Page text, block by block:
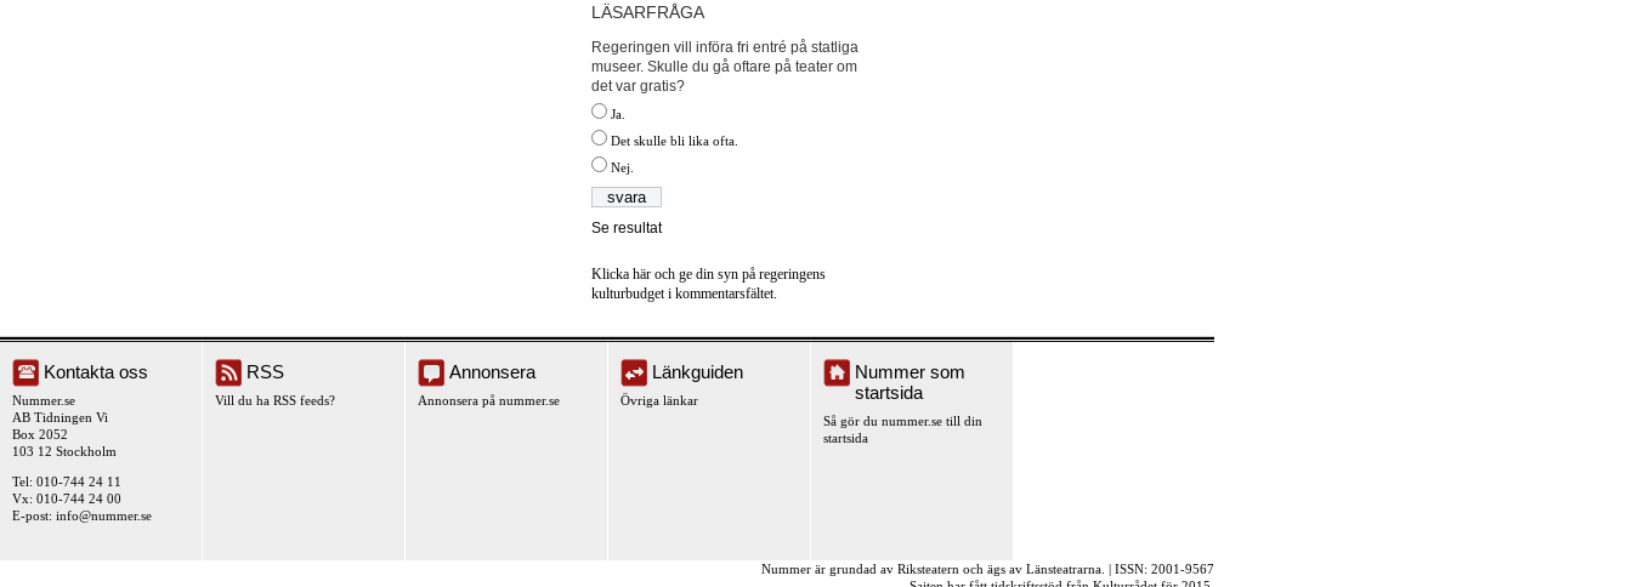
LÄSARFRÅGA
Regeringen vill införa fri entré på statliga
museer. Skulle du gå oftare på teater om
det var gratis?
Ja.
Det skulle bli lika ofta.
Nej.
Se resultat
Klicka här och ge din syn på regeringens
kulturbudget i kommentarsfältet.
Kontakta oss
Nummer.se
AB Tidningen Vi
Box 2052
103 12 Stockholm
Tel: 010-744 24 11
Vx: 010-744 24 00
E-post: info@nummer.se
RSS
Vill du ha RSS feeds?
Annonsera
Annonsera på nummer.se
Länkguiden
Övriga länkar
Nummer som
startsida
Så gör du nummer.se till din
startsida
Nummer är grundad av Riksteatern och ägs av Länsteatrarna. | ISSN: 2001-9567